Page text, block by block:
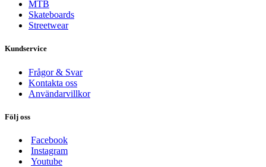
MTB
Skateboards
Streetwear
Kundservice
Frågor & Svar
Kontakta oss
Användarvillkor
Följ oss
Facebook
Instagram
Youtube